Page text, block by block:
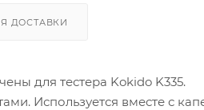
ДОСТАВКИ
для тестера Kokido K335.
Используется вместе с